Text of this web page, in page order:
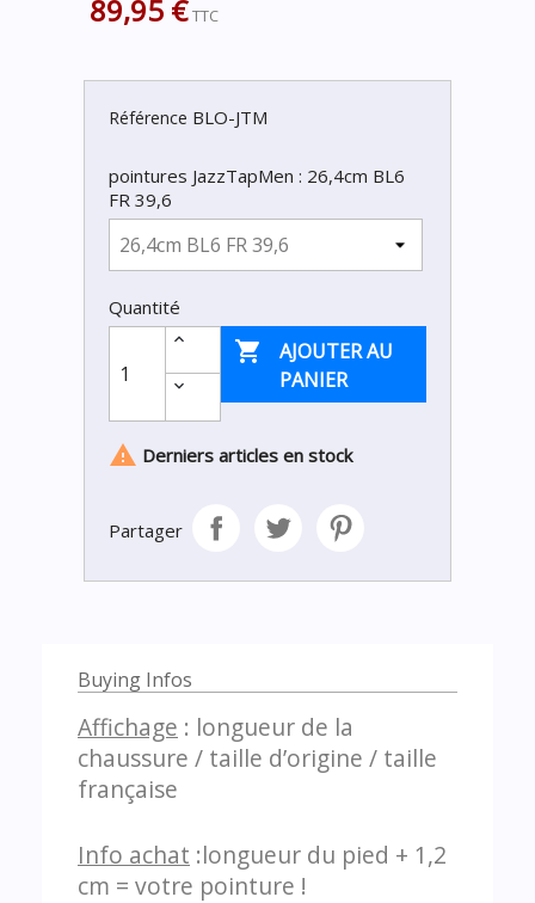
89,95 € TTC
Référence BLO-JTM
pointures JazzTapMen : 26,4cm BL6
FR 39,6
Quantité

AJOUTER AU
PANIER
 Derniers articles en stock
Partager
Buying Infos
Affichage : longueur de la
chaussure / taille d’origine / taille
française
Info achat :longueur du pied + 1,2
cm = votre pointure !